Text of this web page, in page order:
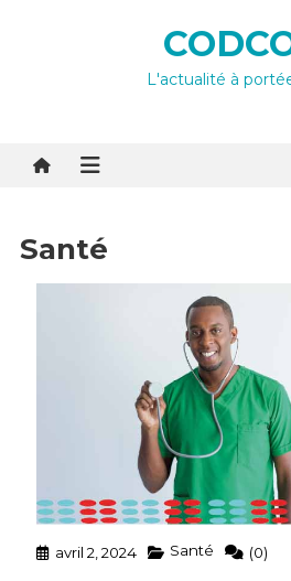
L'actualité à
Santé
avril 2, 2024 Santé (0)